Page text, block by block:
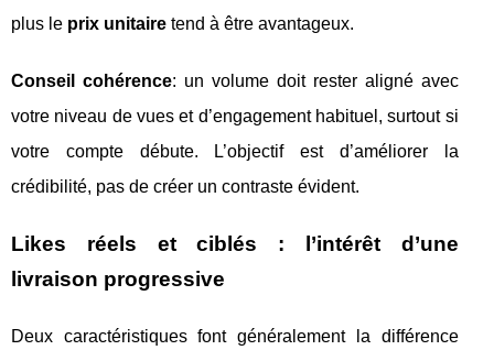
plus le prix unitaire tend à être avantageux.
Conseil cohérence: un volume doit rester aligné avec
votre niveau de vues et d’engagement habituel, surtout si
votre compte débute. L’objectif est d’améliorer la
crédibilité, pas de créer un contraste évident.
Likes réels et ciblés : l’intérêt d’une
livraison progressive
Deux caractéristiques font généralement la différence